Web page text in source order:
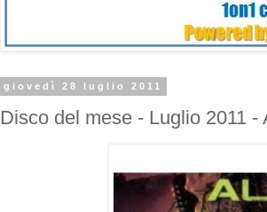
giovedì 28 luglio 2011
Disco del mese - Luglio 2011